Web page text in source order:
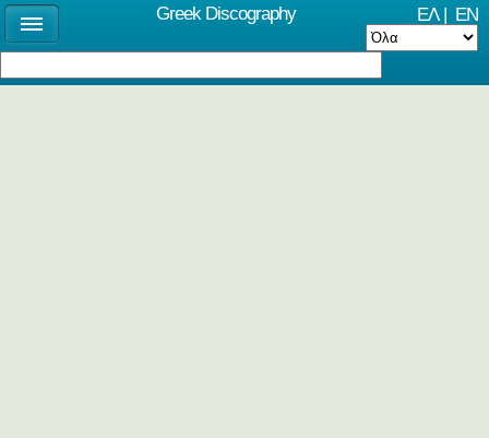
ΕΛ| EN
Greek Discography